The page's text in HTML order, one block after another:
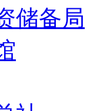
储备局